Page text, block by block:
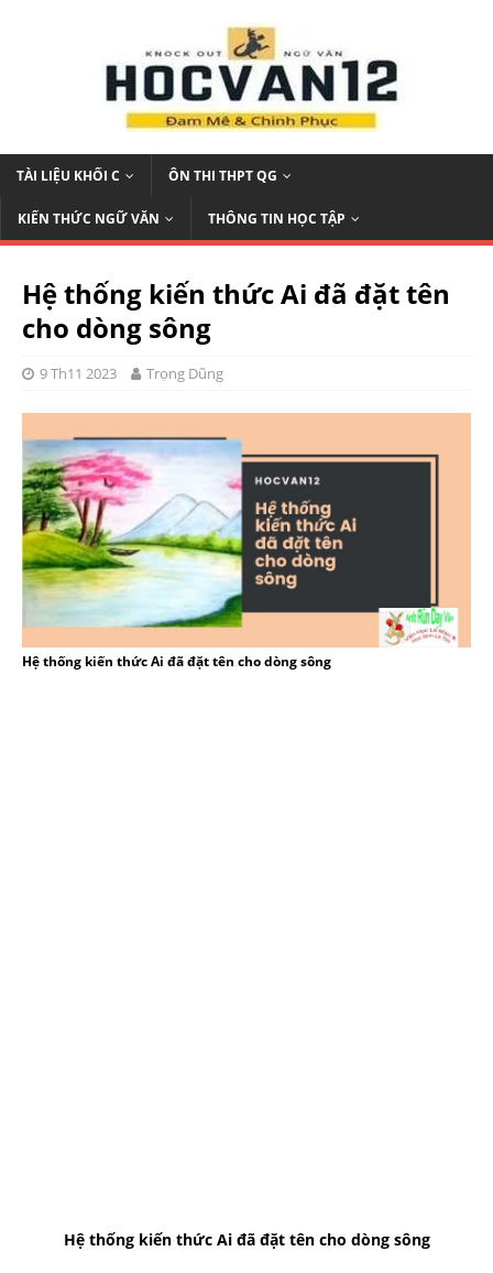
TÀI LIỆU KHỐI C ÔN THI THPT QG
KIẾN THỨC NGỮ VĂN THÔNG TIN HỌC TẬP
Hệ thống kiến thức Ai đã đặt tên
cho dòng sông
9 Th11 2023 Trọng Dũng
Hệ thống kiến thức Ai đã đặt tên cho dòng sông
Hệ thống kiến thức Ai đã đặt tên cho dòng sông